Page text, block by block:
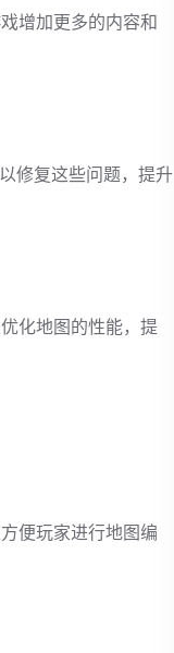
增加更多的内容和
修复这些问题，提升
化地图的性能，提
便玩家进行地图编